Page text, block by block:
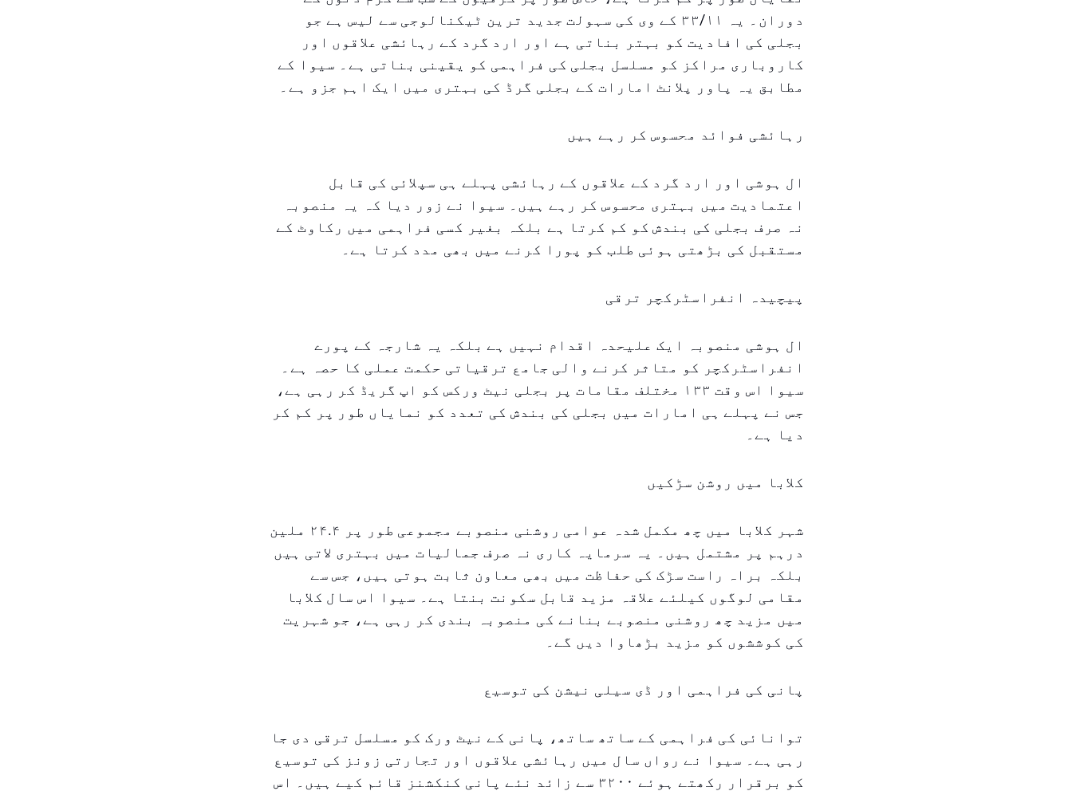
دوران۔ یہ ۳۳/۱۱ کے وی کی سہولت جدید ترین ٹیکنالوجی سے لیس ہے جو
بجلی کی افادیت کو بہتر بناتی ہے اور ارد گرد کے رہائشی علاقوں اور
کاروباری مراکز کو مسلسل بجلی کی فراہمی کو یقینی بناتی ہے۔ سیوا کے
مطابق یہ پاور پلانٹ امارات کے بجلی گرڈ کی بہتری میں ایک اہم جزو ہے۔
رہائشی فوائد محسوس کر رہے ہیں
ال ہوشی اور ارد گرد کے علاقوں کے رہائشی پہلے ہی سپلائی کی قابل
اعتمادیت میں بہتری محسوس کر رہے ہیں۔ سیوا نے زور دیا کہ یہ منصوبہ
نہ صرف بجلی کی بندش کو کم کرتا ہے بلکہ بغیر کسی فراہمی میں رکاوٹ کے
مستقبل کی بڑھتی ہوئی طلب کو پورا کرنے میں بھی مدد کرتا ہے۔
پیچیدہ انفراسٹرکچر ترقی
ال ہوشی منصوبہ ایک علیحدہ اقدام نہیں ہے بلکہ یہ شارجہ کے پورے
انفراسٹرکچر کو متاثر کرنے والی جامع ترقیاتی حکمت عملی کا حصہ ہے۔
سیوا اس وقت ۱۳۳ مختلف مقامات پر بجلی نیٹ ورکس کو اپ گریڈ کر رہی ہے،
جس نے پہلے ہی امارات میں بجلی کی بندش کی تعدد کو نمایاں طور پر کم کر
دیا ہے۔
کلابا میں روشن سڑکیں
شہر کلابا میں چھ مکمل شدہ عوامی روشنی منصوبے مجموعی طور پر ۲۴.۴ ملین
درہم پر مشتمل ہیں۔ یہ سرمایہ کاری نہ صرف جمالیات میں بہتری لاتی ہیں
بلکہ براہ راست سڑک کی حفاظت میں بھی معاون ثابت ہوتی ہیں، جس سے
مقامی لوگوں کیلئے علاقہ مزید قابل سکونت بنتا ہے۔ سیوا اس سال کلابا
میں مزید چھ روشنی منصوبے بنانے کی منصوبہ بندی کر رہی ہے، جو شہریت
کی کوششوں کو مزید بڑھاوا دیں گے۔
پانی کی فراہمی اور ڈی سیلی نیشن کی توسیع
توانائی کی فراہمی کے ساتھ ساتھ، پانی کے نیٹ ورک کو مسلسل ترقی دی جا
رہی ہے۔ سیوا نے رواں سال میں رہائشی علاقوں اور تجارتی زونز کی توسیع
کو برقرار رکھتے ہوئے ۳۲۰۰ سے زائد نئے پانی کنکشنز قائم کیے ہیں۔ اس